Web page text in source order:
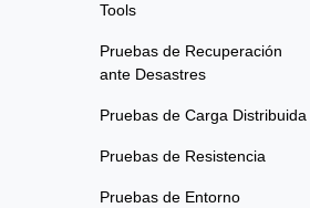
Tools
Pruebas de Recuperación
ante Desastres
Pruebas de Carga Distribuida
Pruebas de Resistencia
Pruebas de Entorno